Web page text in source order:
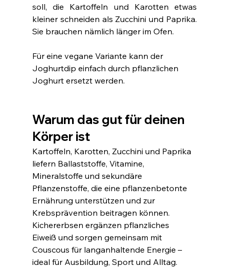
soll, die Kartoffeln und Karotten etwas
kleiner schneiden als Zucchini und Paprika.
Sie brauchen nämlich länger im Ofen.
Für eine vegane Variante kann der
Joghurtdip einfach durch pflanzlichen
Joghurt ersetzt werden.
Warum das gut für deinen
Körper ist
Kartoffeln, Karotten, Zucchini und Paprika
liefern Ballaststoffe, Vitamine,
Mineralstoffe und sekundäre
Pflanzenstoffe, die eine pflanzenbetonte
Ernährung unterstützen und zur
Krebsprävention beitragen können.
Kichererbsen ergänzen pflanzliches
Eiweiß und sorgen gemeinsam mit
Couscous für langanhaltende Energie –
ideal für Ausbildung, Sport und Alltag.